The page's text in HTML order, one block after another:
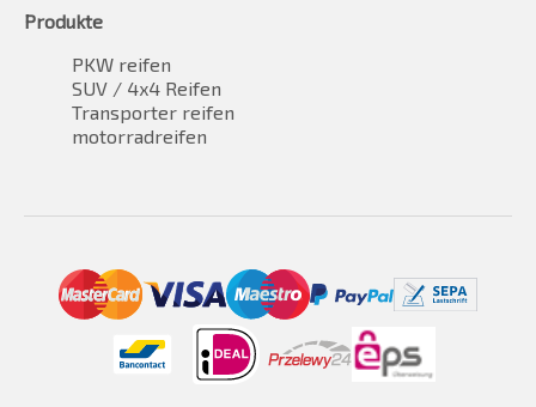
Produkte
PKW reifen
SUV / 4x4 Reifen
Transporter reifen
motorradreifen